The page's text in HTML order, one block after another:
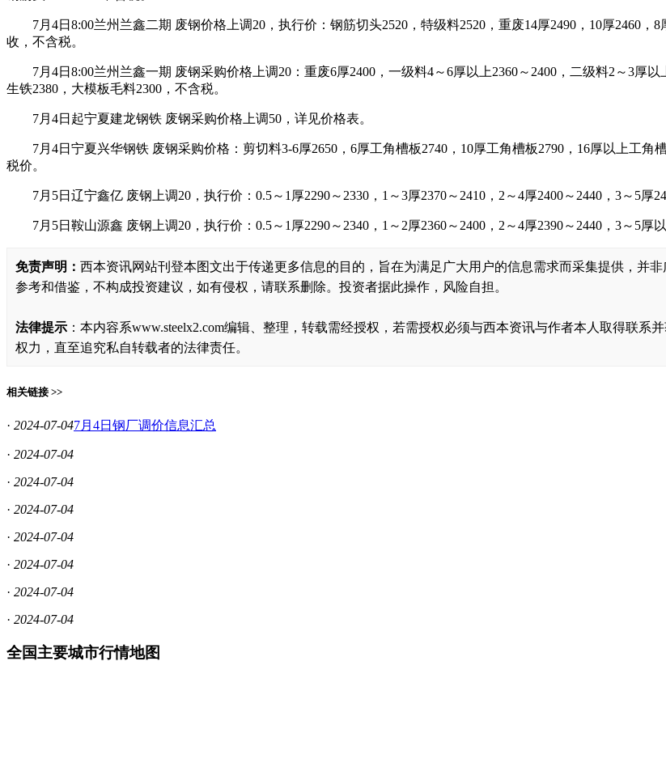
7月4日8:00兰州兰鑫二期 废钢价格上调20，执行价：钢筋切头2520，特级料2520，重废14厚2490，10厚2460，
收，不含税。
7月4日8:00兰州兰鑫一期 废钢采购价格上调20：重废6厚2400，一级料4～6厚以上2360～2400，二级料2～3厚
生铁2380，大模板毛料2300，不含税。
7月4日起宁夏建龙钢铁 废钢采购价格上调50，详见价格表。
7月4日宁夏兴华钢铁 废钢采购价格：剪切料3-6厚2650，6厚工角槽板2740，10厚工角槽板2790，16厚以上工角
税价。
7月5日辽宁鑫亿 废钢上调20，执行价：0.5～1厚2290～2330，1～3厚2370～2410，2～4厚2400～2440，3～5厚
7月5日鞍山源鑫 废钢上调20，执行价：0.5～1厚2290～2340，1～2厚2360～2400，2～4厚2390～2440，3～5厚
免责声明： 西本资讯网站刊登本图文出于传递更多信息的目的，旨在为满足广大用户的信息需求而采集提供，并
参考和借鉴，不构成投资建议，如有侵权，请联系删除。投资者据此操作，风险自担。
法律提示 ：本内容系www.steelx2.com编辑、整理，转载需经授权，若需授权必须与西本资讯与作者本人取得联
权力，直至追究私自转载者的法律责任。
相关链接 >>
· 2024-07-047月4日钢厂调价信息汇总
· 2024-07-04
· 2024-07-04
· 2024-07-04
· 2024-07-04
· 2024-07-04
· 2024-07-04
· 2024-07-04
全国主要城市行情地图